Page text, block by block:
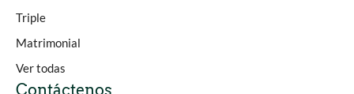
Triple
Matrimonial
Ver todas
Contáctenos